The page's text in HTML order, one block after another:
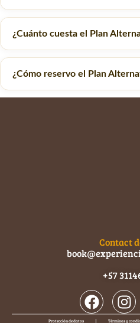
¿Cuánto cuesta el Plan
¿Cómo reservo el Plan
Contact
+57
Protección de datos Términos y